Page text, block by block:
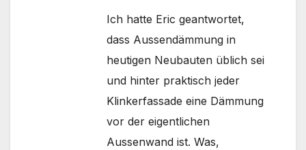
Ich hatte Eric geantwortet,
dass Aussendämmung in
heutigen Neubauten üblich sei
und hinter praktisch jeder
Klinkerfassade eine Dämmung
vor der eigentlichen
Aussenwand ist. Was,